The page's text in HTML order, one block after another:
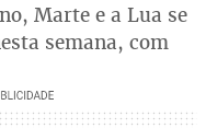
Marte e a Lua se
semana, com